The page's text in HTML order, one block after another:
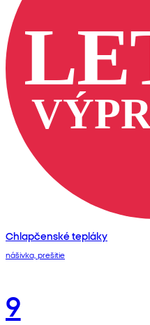
Chlapčenské tepláky
nášivka, prešitie
9